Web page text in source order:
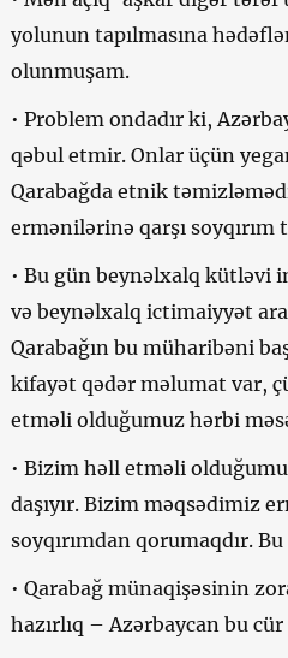
yolunun tapılmasına
olunmuşam.
• Problem ondadır ki,
qəbul etmir. Onlar üçün
Qarabağda etnik
ermənilərinə qarşı
• Bu gün beynəlxalq kütləvi
və beynəlxalq ictimaiyyət
Qarabağın bu müharibəni
kifayət qədər məlumat var,
etməli olduğumuz hərbi
• Bizim həll etməli
daşıyır. Bizim məqsədimiz
soyqırımdan qorumaqdır.
• Qarabağ münaqişəsinin
hazırlıq – Azərbaycan bu